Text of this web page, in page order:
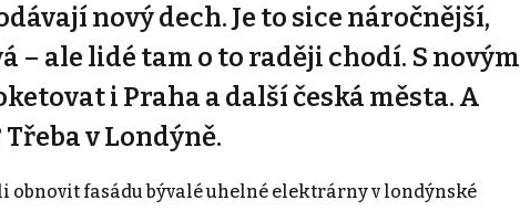
nový dech. Je to sice náročnější,
– ale lidé tam o to raději chodí. S novým
i Praha a další česká města. A
v Londýně.
obnovit fasádu bývalé uhelné elektrárny v londýnské